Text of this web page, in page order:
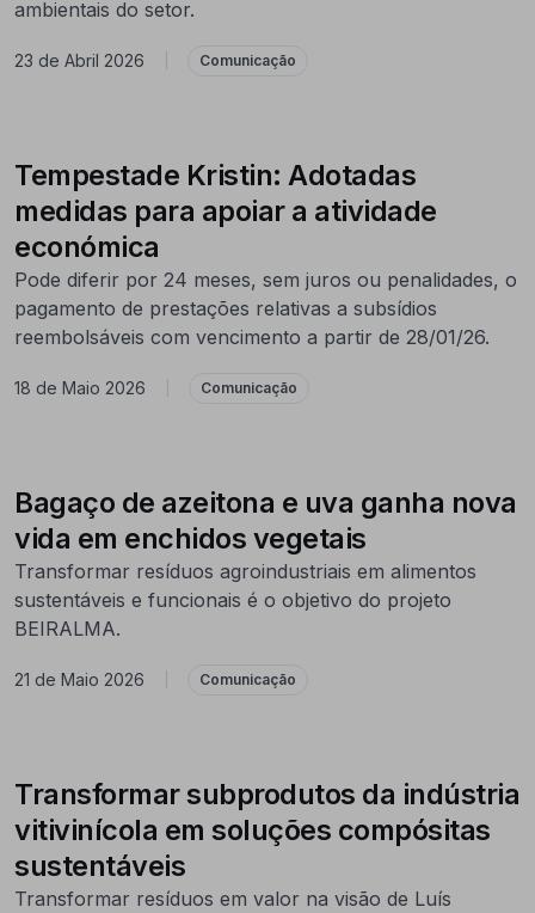
ambientais do setor.
23 de Abril 2026 Comunicação
Tempestade Kristin: Adotadas
medidas para apoiar a atividade
económica
Pode diferir por 24 meses, sem juros ou penalidades, o
pagamento de prestações relativas a subsídios
reembolsáveis com vencimento a partir de 28/01/26.
18 de Maio 2026 Comunicação
Bagaço de azeitona e uva ganha nova
vida em enchidos vegetais
Transformar resíduos agroindustriais em alimentos
sustentáveis e funcionais é o objetivo do projeto
BEIRALMA.
21 de Maio 2026 Comunicação
Transformar subprodutos da indústria
vitivinícola em soluções compósitas
sustentáveis
Transformar resíduos em valor na visão de Luís